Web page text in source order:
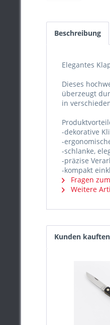
Beschreibung
Elegantes
Dieses
überzeugt
in
-dekorative
-
-schlanke,
-präzise
-kompakt
Fragen
Weitere
Kunden